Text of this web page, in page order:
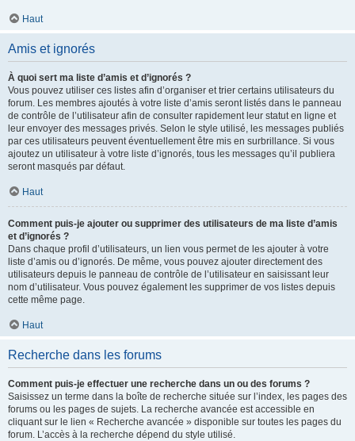
Haut
Amis et ignorés
À quoi sert ma liste d’amis et d’ignorés ?
Vous pouvez utiliser ces listes afin d’organiser et trier certains utilisateurs du
forum. Les membres ajoutés à votre liste d’amis seront listés dans le panneau
de contrôle de l’utilisateur afin de consulter rapidement leur statut en ligne et
leur envoyer des messages privés. Selon le style utilisé, les messages publiés
par ces utilisateurs peuvent éventuellement être mis en surbrillance. Si vous
ajoutez un utilisateur à votre liste d’ignorés, tous les messages qu’il publiera
seront masqués par défaut.
Haut
Comment puis-je ajouter ou supprimer des utilisateurs de ma liste d’amis
et d’ignorés ?
Dans chaque profil d’utilisateurs, un lien vous permet de les ajouter à votre
liste d’amis ou d’ignorés. De même, vous pouvez ajouter directement des
utilisateurs depuis le panneau de contrôle de l’utilisateur en saisissant leur
nom d’utilisateur. Vous pouvez également les supprimer de vos listes depuis
cette même page.
Haut
Recherche dans les forums
Comment puis-je effectuer une recherche dans un ou des forums ?
Saisissez un terme dans la boîte de recherche située sur l’index, les pages des
forums ou les pages de sujets. La recherche avancée est accessible en
cliquant sur le lien « Recherche avancée » disponible sur toutes les pages du
forum. L’accès à la recherche dépend du style utilisé.